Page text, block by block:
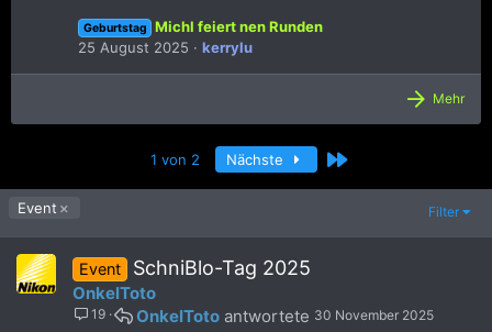
Mehr
Geburtstag
Michl feiert nen Runden
25 August 2025
kerrylu
1 von 2 Nächste Letzte
Event Filter
Event SchniBlo-Tag 2025
OnkelToto
19 30 November 2025
OnkelToto